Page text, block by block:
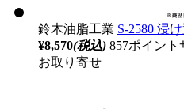
鈴木油脂工業 S-2580 浸
¥8,570(税込) 857ポイント
お取り寄せ